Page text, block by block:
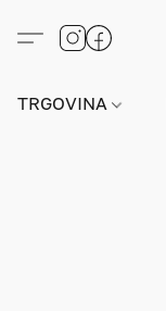
TRGOVINA